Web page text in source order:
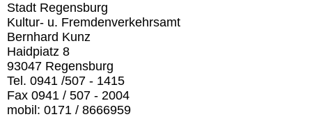
Stadt Regensburg
Kultur- u. Fremdenverkehrsamt
Bernhard Kunz
Haidpiatz 8
93047 Regensburg
Tel. 0941 /507 - 1415
Fax 0941 / 507 - 2004
mobil: 0171 / 8666959